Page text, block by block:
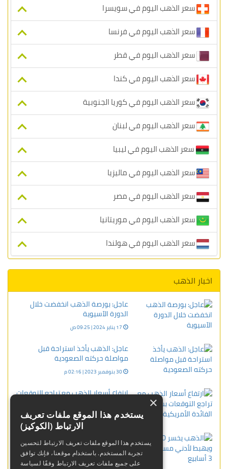
سعر الذهب اليوم في سويسرا
سعر الذهب اليوم في فرنسا
سعر الذهب اليوم في قطر
سعر الذهب اليوم في كندا
سعر الذهب اليوم في كوريا الجنوبية
سعر الذهب اليوم في لبنان
سعر الذهب اليوم في ليبيا
سعر الذهب اليوم في ماليزيا
سعر الذهب اليوم في مصر
سعر الذهب اليوم في موريتانيا
سعر الذهب اليوم في هولندا
اخبار الذهب
عاجل: بورصة الذهب انخفضت خلال
الدورة الآسيوية
عاجل: الذهب يأخذ استراحة قبل
مواصلة حركته الصعودية
ارتفاع أسعار الذهب مع تراجع التوقعات
25 أبريل 2024 | 07:28 م
الذهب يخسر 10 دولارات ويهبط لأدني
مستوياته في 3 أسابيع
×
يستخدم هذا الموقع ملفات تعريف
الارتباط (الكوكيز)
يستخدم هذا الموقع ملفات تعريف الارتباط لتحسين
تجربة المستخدم. باستخدام موقعنا، فإنك توافق
على جميع ملفات تعريف الارتباط وفقًا لسياسة